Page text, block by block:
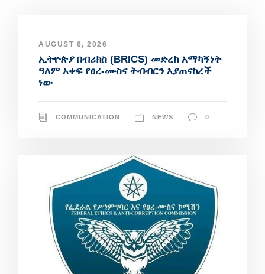
AUGUST 6, 2026
ኢትዮጵያ በብሪክስ (BRICS) መድረክ አማካኝነት
ዓለም አቀፍ የፀረ-ሙስና ትብብርን እያጠናከረች
ነው
COMMUNICATION NEWS 0